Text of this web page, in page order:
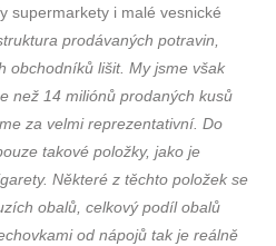
supermarkety i malé vesnické
prodávaných potravin,
obchodníků lišit. My jsme však
než 14 miliónů prodaných kusů
za velmi reprezentativní. Do
takové položky, jako je
Některé z těchto položek se
obalů, celkový podíl obalů
od nápojů tak je reálně